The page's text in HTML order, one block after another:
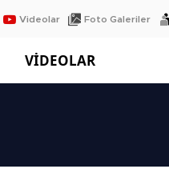
Videolar Foto Galeriler
VİDEOLAR